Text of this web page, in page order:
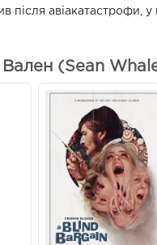
авіакатастрофи, у
(Sean